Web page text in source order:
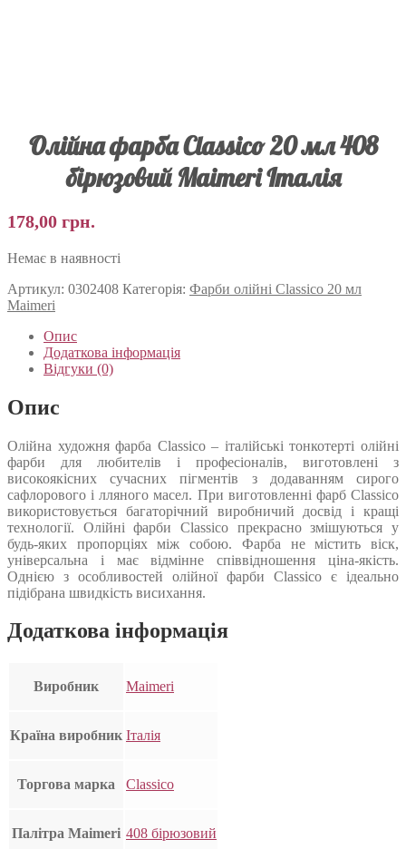
Олійна фарба Classico 20 мл 408
бірюзовий Maimeri Італія
178,00 грн.
Немає в наявності
Артикул: 0302408 Категорія: Фарби олійні Classico 20 мл
Maimeri
Опис
Додаткова інформація
Відгуки (0)
Опис
Олійна художня фарба Classico – італійські тонкотерті олійні
фарби для любителів і професіоналів, виготовлені з
високоякісних сучасних пігментів з додаванням сирого
сафлорового і лляного масел. При виготовленні фарб Classico
використовується багаторічний виробничий досвід і кращі
технології. Олійні фарби Classico прекрасно змішуються у
будь-яких пропорціях між собою. Фарба не містить віск,
універсальна і має відмінне співвідношення ціна-якість.
Однією з особливостей олійної фарби Classico є ідеально
підібрана швидкість висихання.
Додаткова інформація
Виробник Maimeri
Країна виробник Італія
Торгова марка Classico
Палітра Maimeri 408 бірюзовий